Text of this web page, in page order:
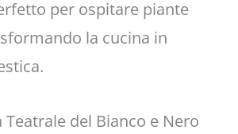
per ospitare piante
la cucina in
del Bianco e Nero